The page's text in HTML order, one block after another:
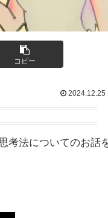
コピー
2024.12.25
考法についてのお話